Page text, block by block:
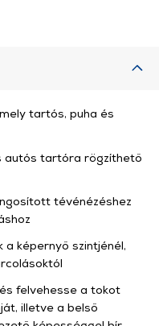
tartós, puha és
autós tartóra rögzíthető
tévénézéshez
képernyő szintjénél,
felvehesse a tokot
illetve a belső